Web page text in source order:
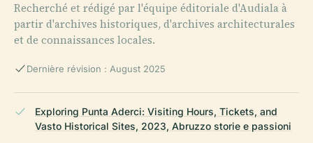
Recherché et rédigé par l'équipe éditoriale d'Audiala à
partir d'archives historiques, d'archives architecturales
et de connaissances locales.
Dernière révision : August 2025
Exploring Punta Aderci: Visiting Hours, Tickets, and
Vasto Historical Sites, 2023, Abruzzo storie e passioni